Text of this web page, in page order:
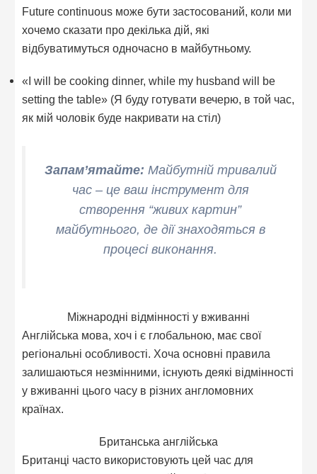
Future continuous може бути застосований, коли ми
хочемо сказати про декілька дій, які
відбуватимуться одночасно в майбутньому.
«I will be cooking dinner, while my husband will be
setting the table» (Я буду готувати вечерю, в той час,
як мій чоловік буде накривати на стіл)
Запам’ятайте: Майбутній тривалий
час – це ваш інструмент для
створення “живих картин”
майбутнього, де дії знаходяться в
процесі виконання.
Міжнародні відмінності у вживанні
Англійська мова, хоч і є глобальною, має свої
регіональні особливості. Хоча основні правила
залишаються незмінними, існують деякі відмінності
у вживанні цього часу в різних англомовних
країнах.
Британська англійська
Британці часто використовують цей час для